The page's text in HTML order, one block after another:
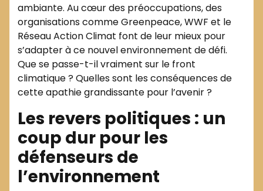
ambiante. Au cœur des préoccupations, des
organisations comme Greenpeace, WWF et le
Réseau Action Climat font de leur mieux pour
s’adapter à ce nouvel environnement de défi.
Que se passe-t-il vraiment sur le front
climatique ? Quelles sont les conséquences de
cette apathie grandissante pour l’avenir ?
Les revers politiques : un
coup dur pour les
défenseurs de
l’environnement